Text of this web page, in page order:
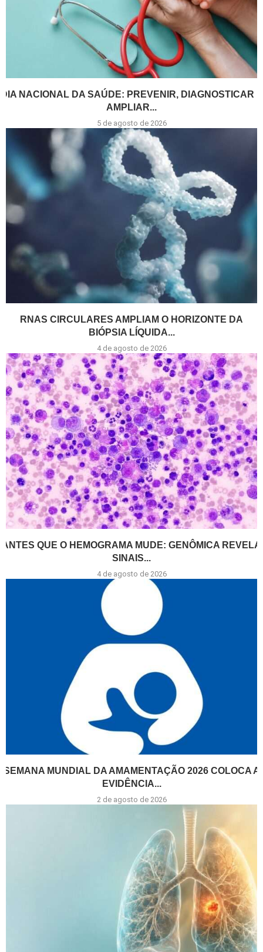
DIA NACIONAL DA SAÚDE: PREVENIR, DIAGNOSTICAR E
AMPLIAR...
5 de agosto de 2026
RNAS CIRCULARES AMPLIAM O HORIZONTE DA
BIÓPSIA LÍQUIDA...
4 de agosto de 2026
ANTES QUE O HEMOGRAMA MUDE: GENÔMICA REVELA
SINAIS...
4 de agosto de 2026
SEMANA MUNDIAL DA AMAMENTAÇÃO 2026 COLOCA A
EVIDÊNCIA...
2 de agosto de 2026